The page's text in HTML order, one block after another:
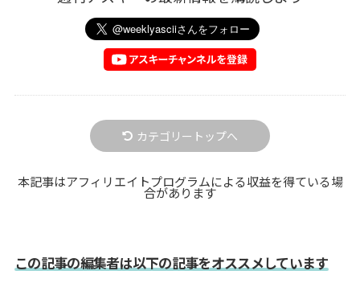
カテゴリートップへ
本記事はアフィリエイトプログラムによる収益を得ている場
合があります
この記事の編集者は以下の記事をオススメしています